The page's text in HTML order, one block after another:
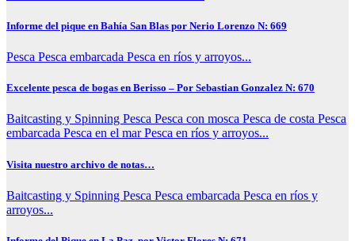
Informe del pique en Bahía San Blas por Nerio Lorenzo N: 669
Pesca Pesca embarcada Pesca en ríos y arroyos...
Excelente pesca de bogas en Berisso – Por Sebastian Gonzalez N: 670
Baitcasting y Spinning Pesca Pesca con mosca Pesca de costa Pesca
embarcada Pesca en el marPesca en ríos y arroyos...
Visita nuestro archivo de notas…
Baitcasting y Spinning Pesca Pesca embarcada Pesca en ríos y
arroyos...